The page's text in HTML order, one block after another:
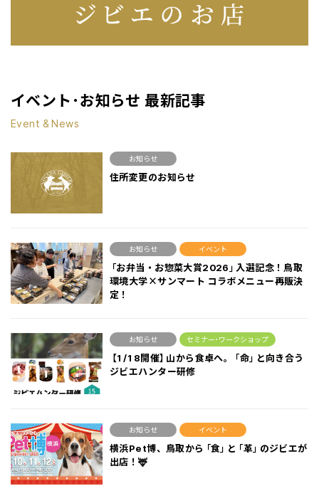
イベント･お知らせ 最新記事
Event & News
お知らせ
住所変更のお知らせ
お知らせ イベント
「お弁当・お惣菜大賞2026」入選記念！鳥取
環境大学×サンマート コラボメニュー再販決
定！
お知らせ セミナー･ワークショップ
【1/18開催】山から食卓へ。「命」と向き合う
ジビエハンター研修
お知らせ イベント
横浜Pet博、鳥取から「食」と「革」のジビエが
出店！🦌